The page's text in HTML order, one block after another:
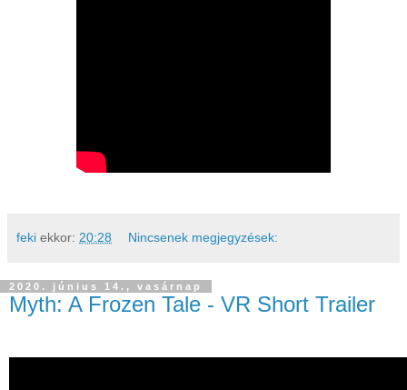
feki ekkor: 20:28 Nincsenek megjegyzések:
2020. június 14., vasárnap
Myth: A Frozen Tale - VR Short Trailer